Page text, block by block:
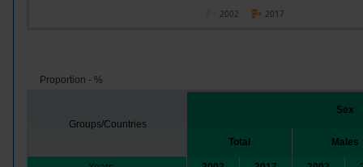
2017
2002
Proportion - %
Groups/Countries
Sex
Total Males